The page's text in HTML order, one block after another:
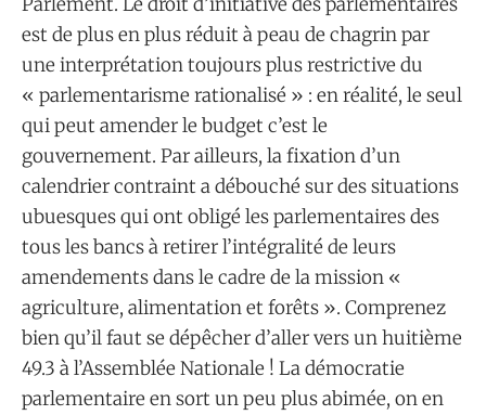
est de plus en plus réduit à peau de chagrin par
une interprétation toujours plus restrictive du
« parlementarisme rationalisé » : en réalité, le seul
qui peut amender le budget c’est le
gouvernement. Par ailleurs, la fixation d’un
calendrier contraint a débouché sur des situations
ubuesques qui ont obligé les parlementaires des
tous les bancs à retirer l’intégralité de leurs
amendements dans le cadre de la mission «
agriculture, alimentation et forêts ». Comprenez
bien qu’il faut se dépêcher d’aller vers un huitième
49.3 à l’Assemblée Nationale ! La démocratie
parlementaire en sort un peu plus abimée, on en